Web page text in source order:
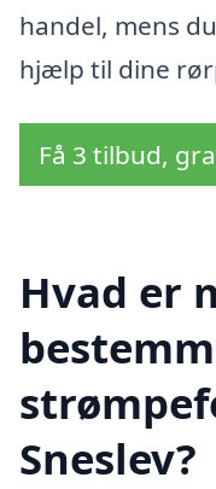
handel, mens
hjælp til dine
Få 3 tilbud,
Hvad er
Sneslev?